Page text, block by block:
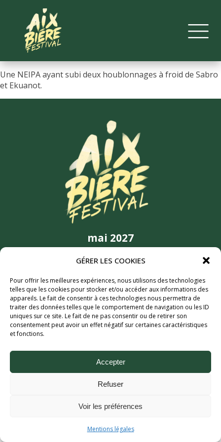
GÉRER LES COOKIES
Pour offrir les meilleures expériences, nous utilisons des technologies
telles que les cookies pour stocker et/ou accéder aux informations des
appareils. Le fait de consentir à ces technologies nous permettra de
traiter des données telles que le comportement de navigation ou les ID
uniques sur ce site. Le fait de ne pas consentir ou de retirer son
consentement peut avoir un effet négatif sur certaines caractéristiques
et fonctions.
Accepter
Refuser
Voir les préférences
Mentions légales
Une NEIPA ayant subi deux houblonnages à froid de Sabro
et Ekuanot.
mai 2027
6MIC, Aix-en-Provence
Aix Bière Festival (c) 2026 - Tous droits réservés.